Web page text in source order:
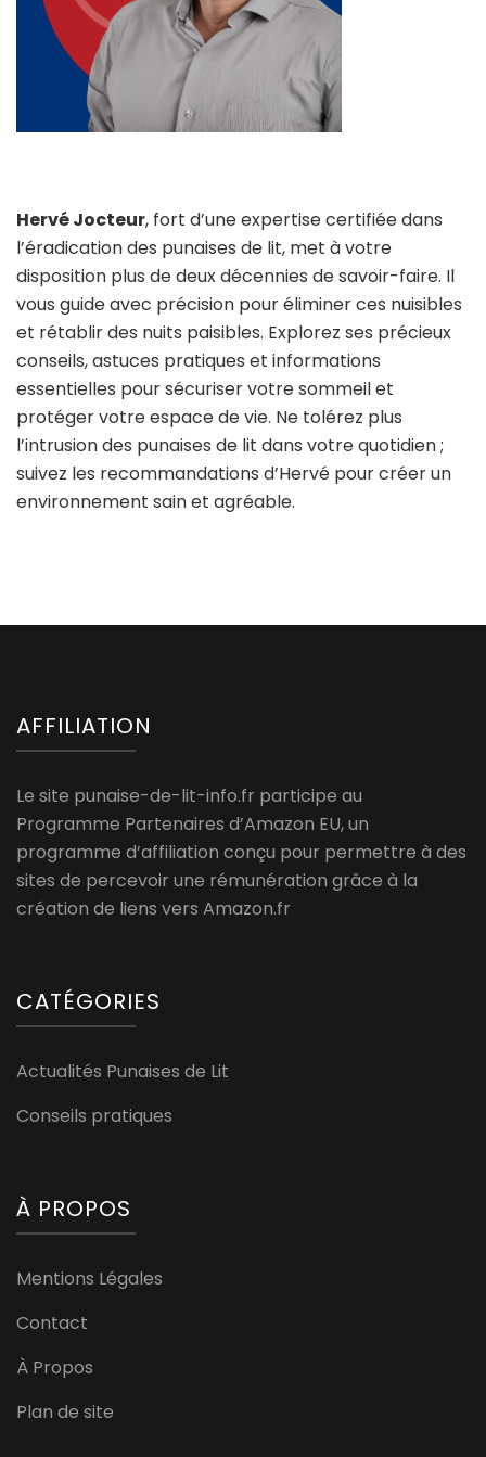
Hervé Jocteur, fort d’une expertise certifiée dans
l’éradication des punaises de lit, met à votre
disposition plus de deux décennies de savoir-faire. Il
vous guide avec précision pour éliminer ces nuisibles
et rétablir des nuits paisibles. Explorez ses précieux
conseils, astuces pratiques et informations
essentielles pour sécuriser votre sommeil et
protéger votre espace de vie. Ne tolérez plus
l’intrusion des punaises de lit dans votre quotidien ;
suivez les recommandations d’Hervé pour créer un
environnement sain et agréable.
AFFILIATION
Le site punaise-de-lit-info.fr participe au
Programme Partenaires d’Amazon EU, un
programme d’affiliation conçu pour permettre à des
sites de percevoir une rémunération grâce à la
création de liens vers Amazon.fr
CATÉGORIES
Actualités Punaises de Lit
Conseils pratiques
À PROPOS
Mentions Légales
Contact
À Propos
Plan de site